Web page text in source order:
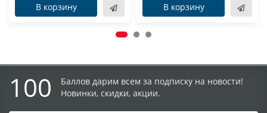
В корзину В корзину
100
Баллов дарим всем за подписку на новости!
Новинки, скидки, акции.